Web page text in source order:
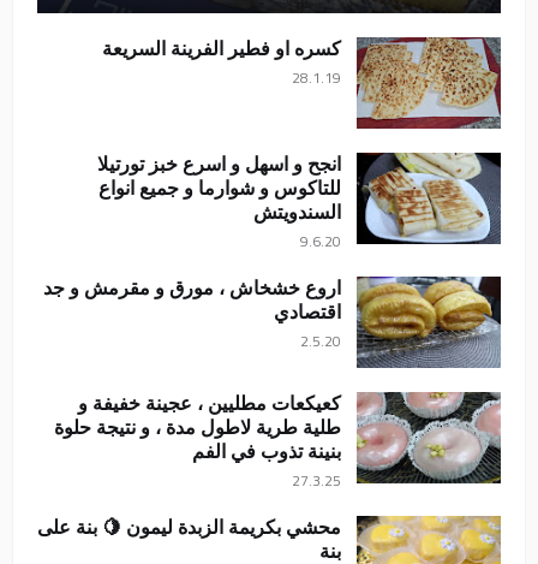
كسره او فطير الفرينة السريعة
28.1.19
انجح و اسهل و اسرع خبز تورتيلا
للتاكوس و شوارما و جميع انواع
السندويتش
9.6.20
اروع خشخاش ، مورق و مقرمش و جد
اقتصادي
2.5.20
كعيكعات مطليين ، عجينة خفيفة و
طلية طرية لاطول مدة ، و نتيجة حلوة
بنينة تذوب في الفم
27.3.25
محشي بكريمة الزبدة ليمون 🍋 بنة على
بنة